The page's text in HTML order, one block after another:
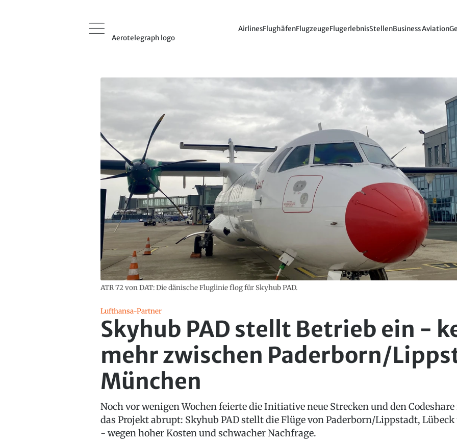
Aerotelegraph logo
AirlinesFlughäfenFlugzeugeFlugerlebnisStellenBusiness Aviation
ATR 72 von DAT: Die dänische Fluglinie flog für Skyhub PAD.
Lufthansa-Partner
Skyhub PAD stellt Betrieb ein -
mehr zwischen Paderborn/
München
Noch vor wenigen Wochen feierte die Initiative neue Strecken und den
das Projekt abrupt: Skyhub PAD stellt die Flüge von Paderborn/Lippstadt,
- wegen hoher Kosten und schwacher Nachfrage.